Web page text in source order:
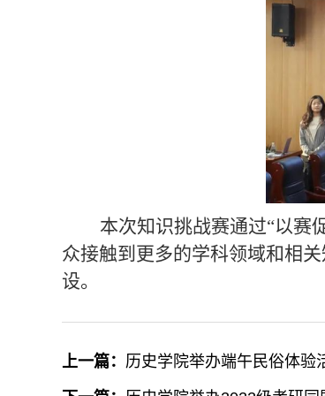
本次知识挑战赛通过“以赛
众接触到更多的学科领域和相
设。
上一篇： 历史学院举办端午民俗体验